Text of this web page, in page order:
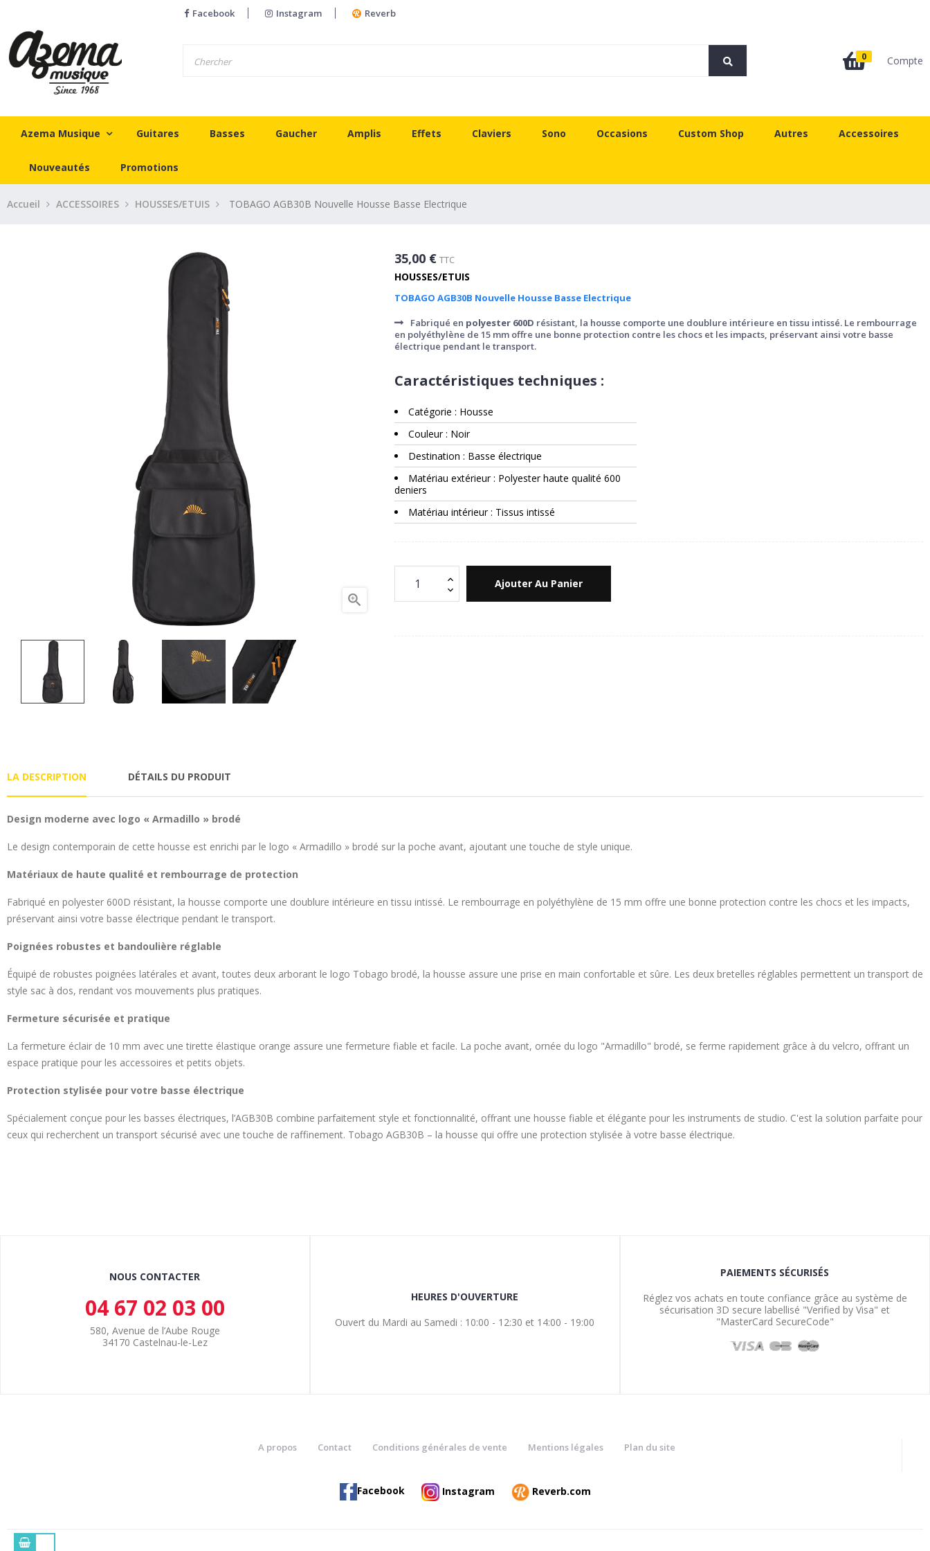
Facebook Instagram Reverb
0 Compte
Azema Musique Guitares Basses Gaucher Amplis Effets Claviers Sono Occasions Custom Shop Autres Accessoires
Nouveautés Promotions
Accueil ACCESSOIRES HOUSSES/ETUIS TOBAGO AGB30B Nouvelle Housse Basse Electrique

35,00 € TTC
HOUSSES/ETUIS
TOBAGO AGB30B Nouvelle Housse Basse Electrique
Fabriqué en polyester 600D résistant, la housse comporte une doublure intérieure en tissu intissé. Le rembourrage
en polyéthylène de 15 mm offre une bonne protection contre les chocs et les impacts, préservant ainsi votre basse
électrique pendant le transport.
Caractéristiques techniques :
Catégorie : Housse
Couleur : Noir
Destination : Basse électrique
Matériau extérieur : Polyester haute qualité 600
deniers
Matériau intérieur : Tissus intissé
Ajouter Au Panier
LA DESCRIPTION DÉTAILS DU PRODUIT
Design moderne avec logo « Armadillo » brodé
Le design contemporain de cette housse est enrichi par le logo « Armadillo » brodé sur la poche avant, ajoutant une touche de style unique.
Matériaux de haute qualité et rembourrage de protection
Fabriqué en polyester 600D résistant, la housse comporte une doublure intérieure en tissu intissé. Le rembourrage en polyéthylène de 15 mm offre une bonne protection contre les chocs et les impacts,
préservant ainsi votre basse électrique pendant le transport.
Poignées robustes et bandoulière réglable
Équipé de robustes poignées latérales et avant, toutes deux arborant le logo Tobago brodé, la housse assure une prise en main confortable et sûre. Les deux bretelles réglables permettent un transport de
style sac à dos, rendant vos mouvements plus pratiques.
Fermeture sécurisée et pratique
La fermeture éclair de 10 mm avec une tirette élastique orange assure une fermeture fiable et facile. La poche avant, ornée du logo "Armadillo" brodé, se ferme rapidement grâce à du velcro, offrant un
espace pratique pour les accessoires et petits objets.
Protection stylisée pour votre basse électrique
Spécialement conçue pour les basses électriques, l’AGB30B combine parfaitement style et fonctionnalité, offrant une housse fiable et élégante pour les instruments de studio. C'est la solution parfaite pour
ceux qui recherchent un transport sécurisé avec une touche de raffinement. Tobago AGB30B – la housse qui offre une protection stylisée à votre basse électrique.
NOUS CONTACTER
04 67 02 03 00
580, Avenue de l’Aube Rouge
34170 Castelnau-le-Lez
HEURES D'OUVERTURE
Ouvert du Mardi au Samedi : 10:00 - 12:30 et 14:00 - 19:00
PAIEMENTS SÉCURISÉS
Réglez vos achats en toute confiance grâce au système de
sécurisation 3D secure labellisé "Verified by Visa" et
"MasterCard SecureCode"
A propos Contact Conditions générales de vente Mentions légales Plan du site
Facebook Instagram Reverb.com